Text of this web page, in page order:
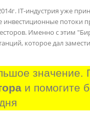
IT-индустрия уже
потоки
Именно с этим
которое дал
значение.
и помогите